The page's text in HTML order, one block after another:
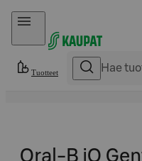
Hyppää sisältöön
Tuotteet
Oral-B iO